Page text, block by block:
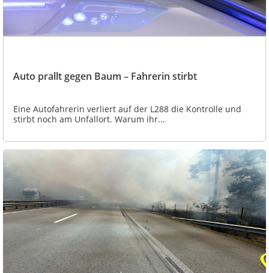
Auto prallt gegen Baum – Fahrerin stirbt
Eine Autofahrerin verliert auf der L288 die Kontrolle und
stirbt noch am Unfallort. Warum ihr...